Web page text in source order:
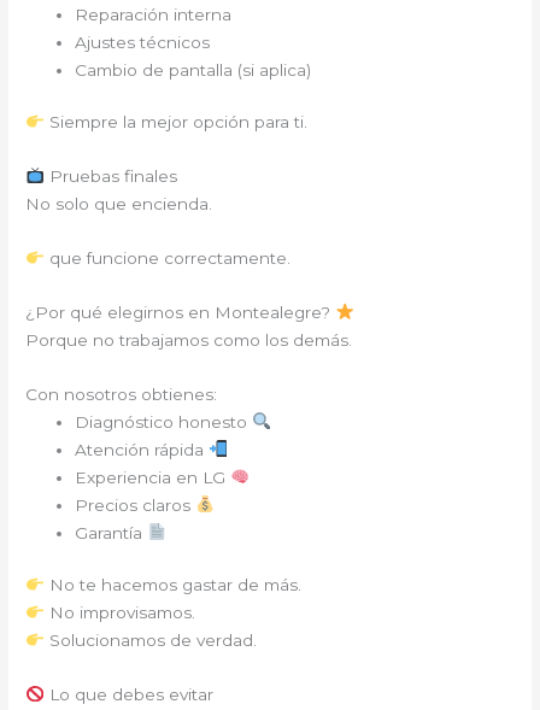
Reparación interna
Ajustes técnicos
Cambio de pantalla (si aplica)
Siempre la mejor opción para ti.
Pruebas finales
No solo que encienda.
que funcione correctamente.
¿Por qué elegirnos en Montealegre?
Porque no trabajamos como los demás.
Con nosotros obtienes:
Diagnóstico honesto
Atención rápida
Experiencia en LG
Precios claros
Garantía
No te hacemos gastar de más.
No improvisamos.
Solucionamos de verdad.
Lo que debes evitar